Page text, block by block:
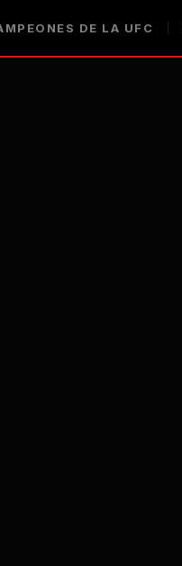
DE LA UFC